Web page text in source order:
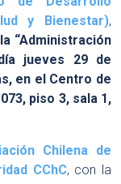
y Bienestar),
“Administración
jueves 29 de
en el Centro de
piso 3, sala 1,
Chilena de
CChC, con la